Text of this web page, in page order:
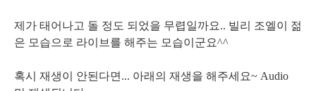
제가 태어나고 돌 정도 되었을 무렵일까요.. 빌리 조엘이 젊
은 모습으로 라이브를 해주는 모습이군요^^
혹시 재생이 안된다면... 아래의 재생을 해주세요~ Audio